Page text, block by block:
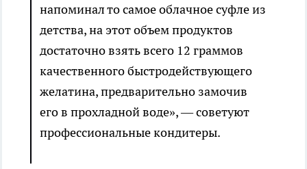
напоминал то самое облачное суфле из
детства, на этот объем продуктов
достаточно взять всего 12 граммов
качественного быстродействующего
желатина, предварительно замочив
его в прохладной воде», — советуют
профессиональные кондитеры.